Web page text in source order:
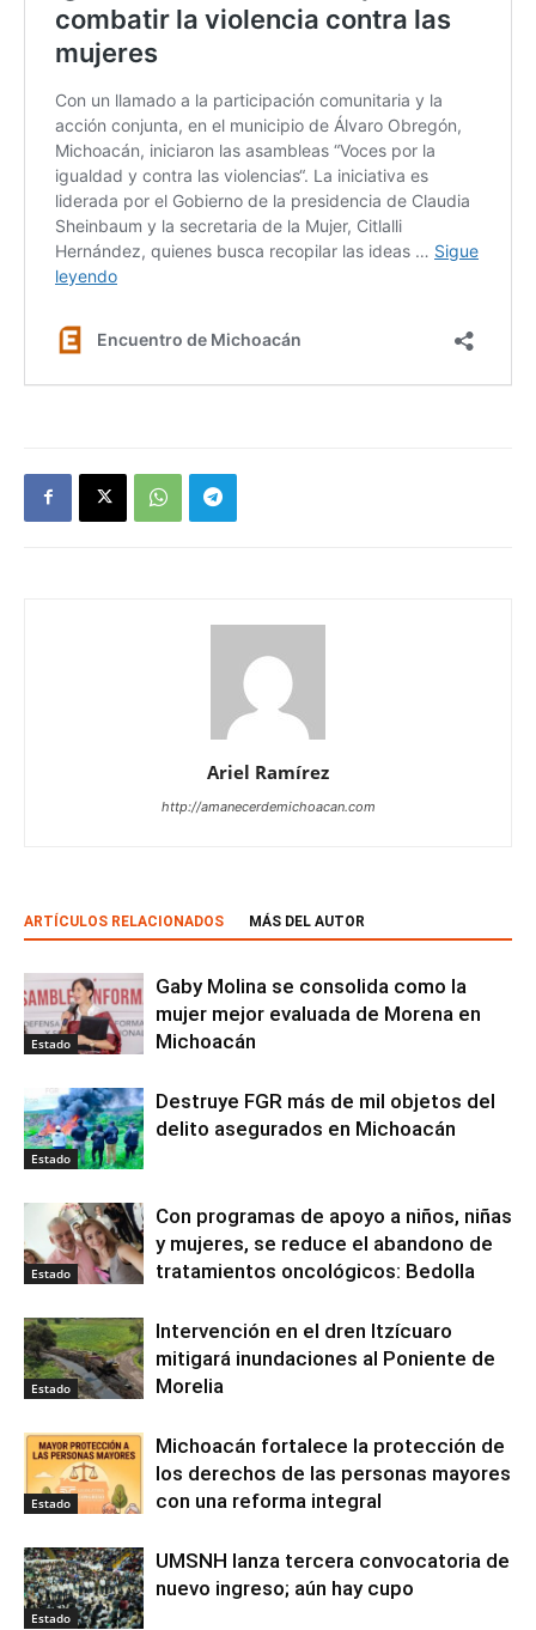
Ariel Ramírez
http://amanecerdemichoacan.com
ARTÍCULOS RELACIONADOS MÁS DEL AUTOR
Estado
Gaby Molina se consolida como la
mujer mejor evaluada de Morena en
Michoacán
Estado
Destruye FGR más de mil objetos del
delito asegurados en Michoacán
Estado
Con programas de apoyo a niños, niñas
y mujeres, se reduce el abandono de
tratamientos oncológicos: Bedolla
Estado
Intervención en el dren Itzícuaro
mitigará inundaciones al Poniente de
Morelia
Estado
Michoacán fortalece la protección de
los derechos de las personas mayores
con una reforma integral
Estado
UMSNH lanza tercera convocatoria de
nuevo ingreso; aún hay cupo